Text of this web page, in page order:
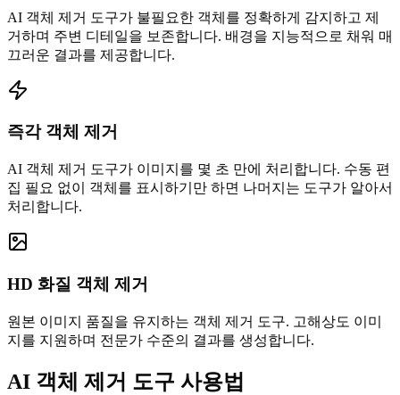
AI 객체 제거 도구가 불필요한 객체를 정확하게 감지하고 제
거하며 주변 디테일을 보존합니다. 배경을 지능적으로 채워 매
끄러운 결과를 제공합니다.
즉각 객체 제거
AI 객체 제거 도구가 이미지를 몇 초 만에 처리합니다. 수동 편
집 필요 없이 객체를 표시하기만 하면 나머지는 도구가 알아서
처리합니다.
HD 화질 객체 제거
원본 이미지 품질을 유지하는 객체 제거 도구. 고해상도 이미
지를 지원하며 전문가 수준의 결과를 생성합니다.
AI 객체 제거 도구 사용법